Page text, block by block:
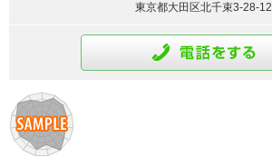
東京都大田区北千束3-28-12